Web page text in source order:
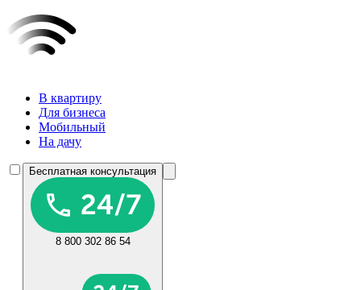
В квартиру
Для бизнеса
Мобильный
На дачу
Бесплатная консультация
8 800 302 86 54